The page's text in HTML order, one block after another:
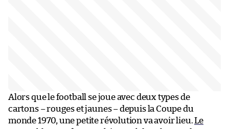
Alors que le football se joue avec deux types de
cartons – rouges et jaunes – depuis la Coupe du
monde 1970, une petite révolution va avoir lieu.Le